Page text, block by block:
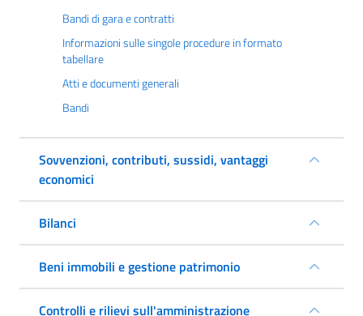
Bandi di gara e contratti
Informazioni sulle singole procedure in formato
tabellare
Atti e documenti generali
Bandi
Sovvenzioni, contributi, sussidi, vantaggi
economici
Bilanci
Beni immobili e gestione patrimonio
Controlli e rilievi sull'amministrazione